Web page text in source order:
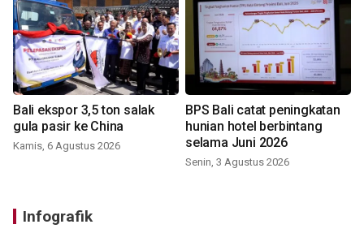
Bali ekspor 3,5 ton salak
gula pasir ke China
Kamis, 6 Agustus 2026
BPS Bali catat peningkatan
hunian hotel berbintang
selama Juni 2026
Senin, 3 Agustus 2026
Infografik